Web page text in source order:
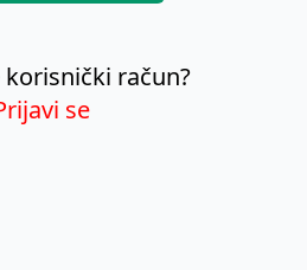
račun?
se